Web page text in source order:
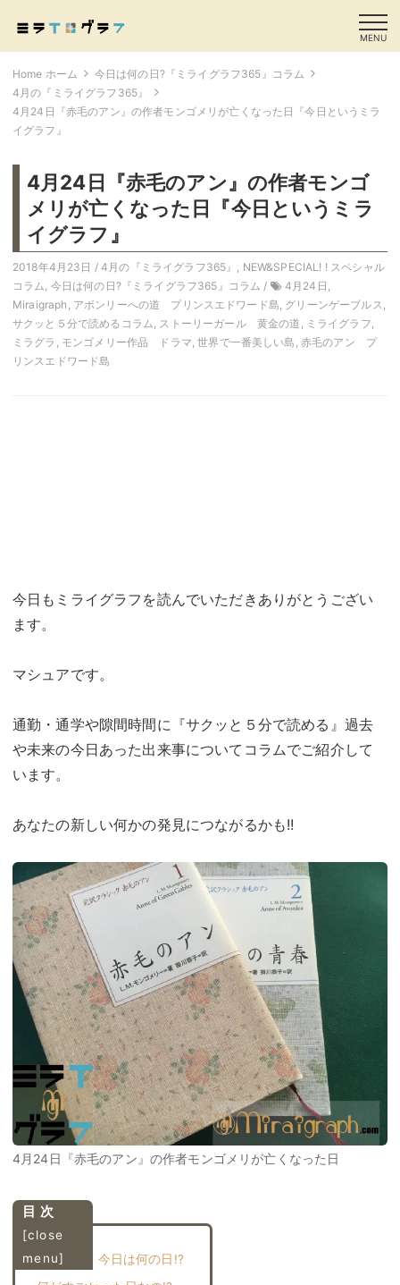
MENU
Home ホーム
今日は何の日?『ミライグラフ365』コラム
4月の『ミライグラフ365』
4月24日『赤毛のアン』の作者モンゴメリが亡くなった日『今日というミラ
イグラフ』
4月24日『赤毛のアン』の作者モンゴ
メリが亡くなった日『今日というミラ
イグラフ』
2018年4月23日 /4月の『ミライグラフ365』 , NEW&SPECIAL! ! スペシャル
コラム, 今日は何の日?『ミライグラフ365』コラム / 4月24日 ,
Miraigraph , アボンリーへの道 プリンスエドワード島, グリーンゲーブルス,
サクッと５分で読めるコラム, ストーリーガール 黄金の道 , ミライグラフ,
ミラグラ , モンゴメリー作品 ドラマ,世界で一番美しい島 , 赤毛のアン プ
リンスエドワード島
今日もミライグラフを読んでいただきありがとうござい
ます。
マシュアです。
通勤・通学や隙間時間に『サクッと５分で読める』過去
や未来の今日あった出来事についてコラムでご紹介して
います。
あなたの新しい何かの発見につながるかも!!
4月24日『赤毛のアン』の作者モンゴメリが亡くなった日
目 次
[close
menu]
4月24日 今日は何の日!?